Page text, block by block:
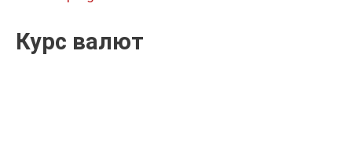
Курс валют